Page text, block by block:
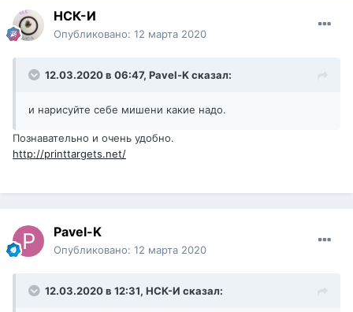
НСК-И
Опубликовано: 12 марта 2020
12.03.2020 в 06:47, Pavel-Kсказал:
и нарисуйте себе мишени какие надо.
Познавательно и очень удобно.
http://printtargets.net/
Pavel-K
Опубликовано: 12 марта 2020
12.03.2020 в 12:31, НСК-И сказал: